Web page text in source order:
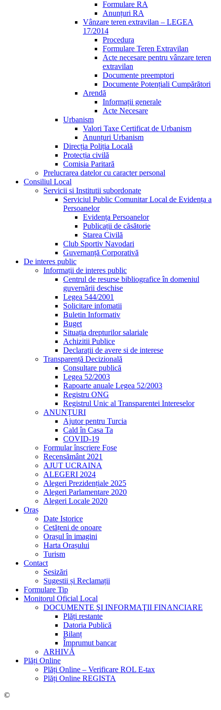
Formulare RA
Anunțuri RA
Vânzare teren extravilan – LEGEA
17/2014
Procedura
Formulare Teren Extravilan
Acte necesare pentru vânzare teren
extravilan
Documente preemptori
Documente Potențiali Cumpărători
Arendă
Informații generale
Acte Necesare
Urbanism
Valori Taxe Certificat de Urbanism
Anunțuri Urbanism
Direcția Poliția Locală
Protecția civilă
Comisia Paritară
Prelucrarea datelor cu caracter personal
Consiliul Local
Servicii si Institutii subordonate
Serviciul Public Comunitar Local de Evidența a
Persoanelor
Evidența Persoanelor
Publicații de căsătorie
Starea Civilă
Club Sportiv Navodari
Guvernanță Corporativă
De interes public
Informații de interes public
Centrul de resurse bibliografice în domeniul
guvernării deschise
Legea 544/2001
Solicitare infomatii
Buletin Informativ
Buget
Situația drepturilor salariale
Achizitii Publice
Declarații de avere si de interese
Transparență Decizională
Consultare publică
Legea 52/2003
Rapoarte anuale Legea 52/2003
Registru ONG
Registrul Unic al Transparentei Intereselor
ANUNȚURI
Ajutor pentru Turcia
Cald în Casa Ta
COVID-19
Formular înscriere Fose
Recensământ 2021
AJUT UCRAINA
ALEGERI 2024
Alegeri Prezidențiale 2025
Alegeri Parlamentare 2020
Alegeri Locale 2020
Oraș
Date Istorice
Cetățeni de onoare
Orașul în imagini
Harta Orașului
Turism
Contact
Sesizări
Sugestii și Reclamații
Formulare Tip
Monitorul Oficial Local
DOCUMENTE ŞI INFORMAŢII FINANCIARE
Plăți restante
Datoria Publică
Bilanț
Împrumut bancar
ARHIVĂ
Plăți Online
Plăți Online – Verificare ROL E-tax
Plăți Online REGISTA
©